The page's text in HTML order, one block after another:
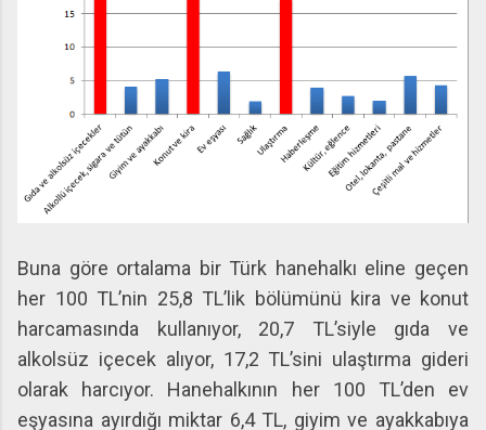
Buna göre ortalama bir Türk hanehalkı eline geçen
her 100 TL’nin 25,8 TL’lik bölümünü kira ve konut
harcamasında kullanıyor, 20,7 TL’siyle gıda ve
alkolsüz içecek alıyor, 17,2 TL’sini ulaştırma gideri
olarak harcıyor. Hanehalkının her 100 TL’den ev
eşyasına ayırdığı miktar 6,4 TL, giyim ve ayakkabıya